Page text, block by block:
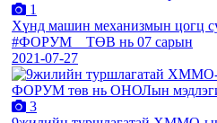
1
Хүнд машин механизмын цогц
#ФОРУМ__ТӨВ нь 07 сарын
2021-07-27
3